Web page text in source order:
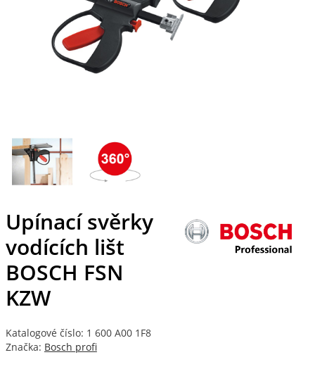
Upínací svěrky
vodících lišt
BOSCH FSN
KZW
Katalogové číslo: 1 600 A00 1F8
Značka: Bosch profi